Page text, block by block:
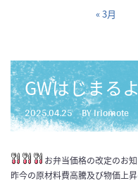
« 3月
GWはじまる
2025.04.25 BY iriomote
お弁当価格の改定のお
昨今の原材料費高騰及び物価上昇